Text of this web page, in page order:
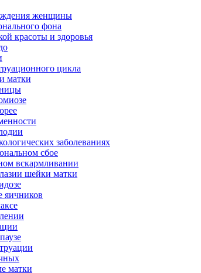
женщины
фона
красоты и здоровья
цикла
матки
заболеваниях
сбое
вскармливании
шейки матки
яичников
матки